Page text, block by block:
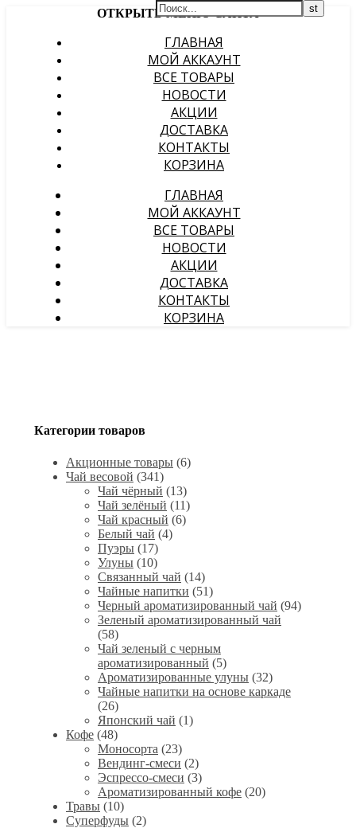
ОТКРЫТЬ МЕНЮ САЙТА
ГЛАВНАЯ
МОЙ АККАУНТ
ВСЕ ТОВАРЫ
НОВОСТИ
АКЦИИ
ДОСТАВКА
КОНТАКТЫ
КОРЗИНА
ГЛАВНАЯ
МОЙ АККАУНТ
ВСЕ ТОВАРЫ
НОВОСТИ
АКЦИИ
ДОСТАВКА
КОНТАКТЫ
КОРЗИНА
Категории товаров
Акционные товары (6)
Чай весовой (341)
Чай чёрный (13)
Чай зелёный (11)
Чай красный (6)
Белый чай (4)
Пуэры (17)
Улуны (10)
Связанный чай (14)
Чайные напитки (51)
Черный ароматизированный чай (94)
Зеленый ароматизированный чай
(58)
Чай зеленый с черным
ароматизированный (5)
Ароматизированные улуны (32)
Чайные напитки на основе каркаде
(26)
Японский чай (1)
Кофе (48)
Моносорта (23)
Вендинг-смеси (2)
Эспрессо-смеси (3)
Ароматизированный кофе (20)
Травы (10)
Суперфуды (2)